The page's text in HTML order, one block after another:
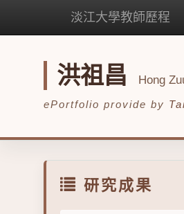
淡江大學教師歷程
洪祖昌 Hong
ePortfolio provide by
研究成果